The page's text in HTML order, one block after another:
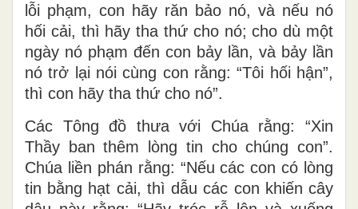
lỗi phạm, con hãy răn bảo nó, và nếu nó
hối cải, thì hãy tha thứ cho nó; cho dù một
ngày nó phạm đến con bảy lần, và bảy lần
nó trở lại nói cùng con rằng: “Tôi hối hận”,
thì con hãy tha thứ cho nó”.
Các Tông đồ thưa với Chúa rằng: “Xin
Thầy ban thêm lòng tin cho chúng con”.
Chúa liền phán rằng: “Nếu các con có lòng
tin bằng hạt cải, thì dẫu các con khiến cây